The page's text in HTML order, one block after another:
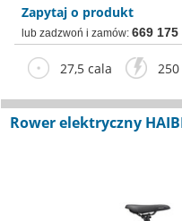
Zapytaj o produkt
lub zadzwoń i zamów: 669 175
27,5 cala 250
Rower elektryczny